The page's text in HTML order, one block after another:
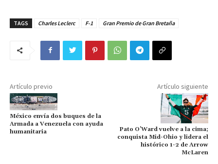
TAGS Charles Leclerc F-1 Gran Premio de Gran Bretaña
Artículo previo
México envía dos buques de la
Armada a Venezuela con ayuda
humanitaria
Artículo siguiente
Pato O’Ward vuelve a la cima;
conquista Mid-Ohio y lidera el
histórico 1-2 de Arrow
McLaren